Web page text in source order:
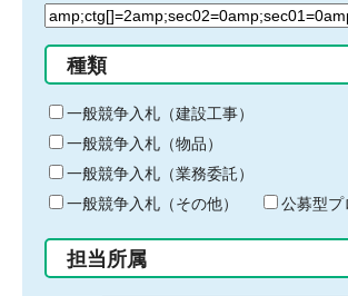
検
る
キ
ー
ワ
ー
ド
入
力
種類
一般競争入札（建設工事）
一般競争入札（物品）
一般競争入札（業務委託）
一般競争入札（その他）
公募型プ
担当所属